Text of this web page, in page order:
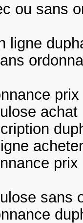
ou sans
ligne
achat
sans